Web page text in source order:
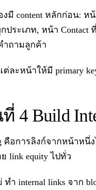
งมี content หลักก่อน: ห
ประเภท, หน้า Contact
ำถามลูกค้า
ต่ละหน้าให้มี primary
4 Build
คือการลิงก์จากหน้าหนึ่
link equity ไปทั่ว
ทำ internal links จาก